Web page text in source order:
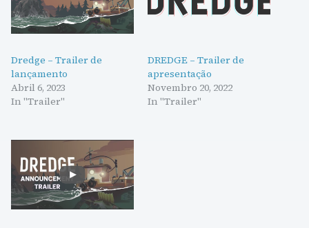
Dredge – Trailer de
lançamento
Abril 6, 2023
In "Trailer"
DREDGE – Trailer de
apresentação
Novembro 20, 2022
In "Trailer"